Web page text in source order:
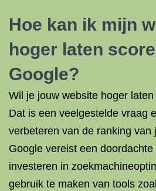
Hoe kan ik mijn
hoger laten
Google?
Wil je jouw website hoger
Dat is een veelgestelde vraag
verbeteren van de ranking van
Google vereist een
investeren in
gebruik te maken van tools